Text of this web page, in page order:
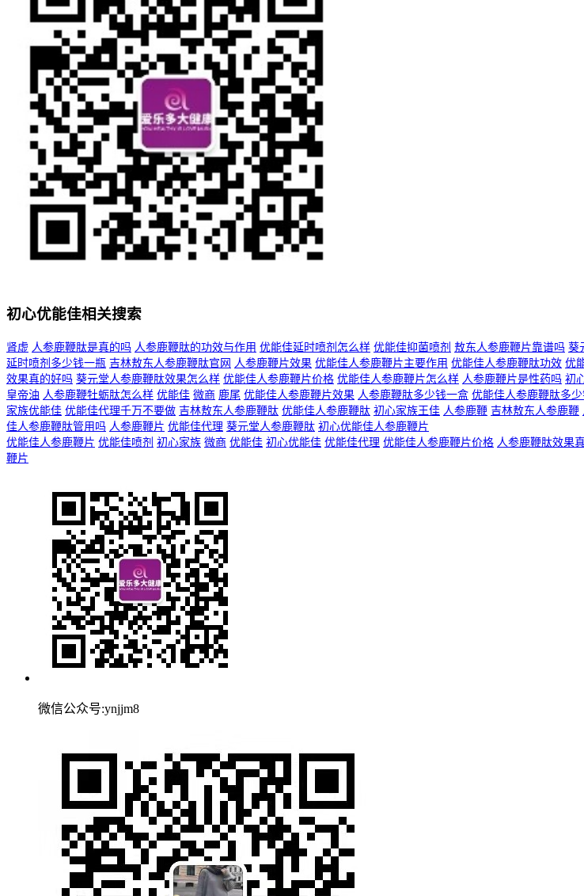
初心优能佳相关搜索
肾虚 人参鹿鞭肽是真的吗 人参鹿鞭肽的功效与作用 优能佳延时喷剂怎么样 优能佳抑菌喷剂 敖东人参鹿鞭片靠谱吗 葵
延时喷剂多少钱一瓶 吉林敖东人参鹿鞭肽官网 人参鹿鞭片效果 优能佳人参鹿鞭片主要作用 优能佳人参鹿鞭肽功效 优
效果真的好吗 葵元堂人参鹿鞭肽效果怎么样 优能佳人参鹿鞭片价格 优能佳人参鹿鞭片怎么样 人参鹿鞭片是性药吗 初
皇帝油 人参鹿鞭牡蛎肽怎么样 优能佳 微商 鹿尾 优能佳人参鹿鞭片效果 人参鹿鞭肽多少钱一盒 优能佳人参鹿鞭肽多
家族优能佳 优能佳代理千万不要做 吉林敖东人参鹿鞭肽 优能佳人参鹿鞭肽 初心家族王佳 人参鹿鞭 吉林敖东人参鹿鞭
佳人参鹿鞭肽管用吗 人参鹿鞭片 优能佳代理 葵元堂人参鹿鞭肽 初心优能佳人参鹿鞭片
优能佳人参鹿鞭片 优能佳喷剂 初心家族 微商 优能佳 初心优能佳 优能佳代理 优能佳人参鹿鞭片价格 人参鹿鞭肽效果
鞭片
微信公众号:ynjjm8